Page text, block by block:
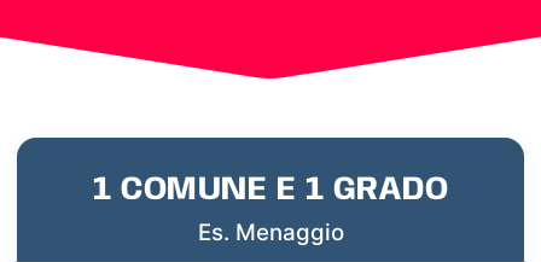
1 COMUNE E 1 GRADO
Es. Menaggio